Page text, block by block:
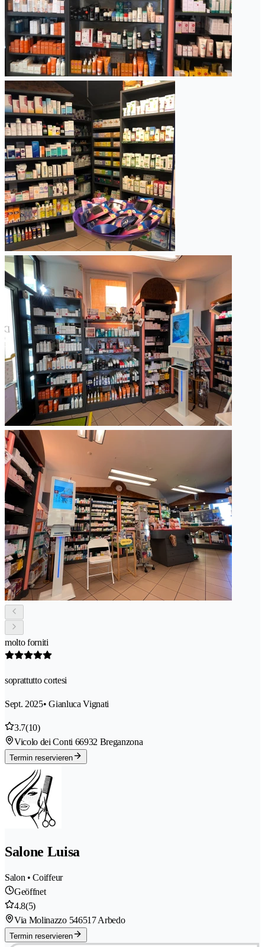
molto forniti
soprattutto cortesi
Sept. 2025• Gianluca Vignati
3.7(10)
Vicolo dei Conti 66932 Breganzona
Termin reservieren
Salone Luisa
Salon • Coiffeur
Geöffnet
4.8(5)
Via Molinazzo 546517 Arbedo
Termin reservieren